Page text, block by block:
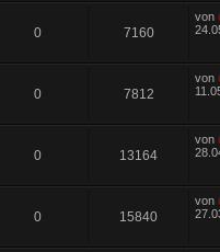
0 7160
von
0 7812
von
0 13164
von
0 15840
von